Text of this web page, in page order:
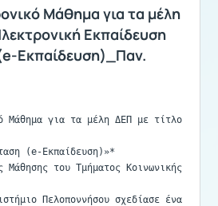
Μάθημα για τα μέλη
Εκπαίδευση
Εκπαίδευση)_Παν.
Μάθημα για τα μέλη ΔΕΠ με τίτλο
(e-Εκπαίδευση)»*
Μάθησης του Τμήματος Κοινωνικής
Πελοποννήσου σχεδίασε ένα